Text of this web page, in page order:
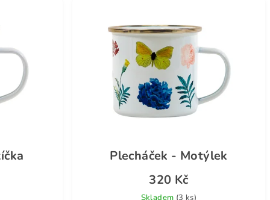
Plecháček - Motýlek
320 Kč
Skladem (3 ks)